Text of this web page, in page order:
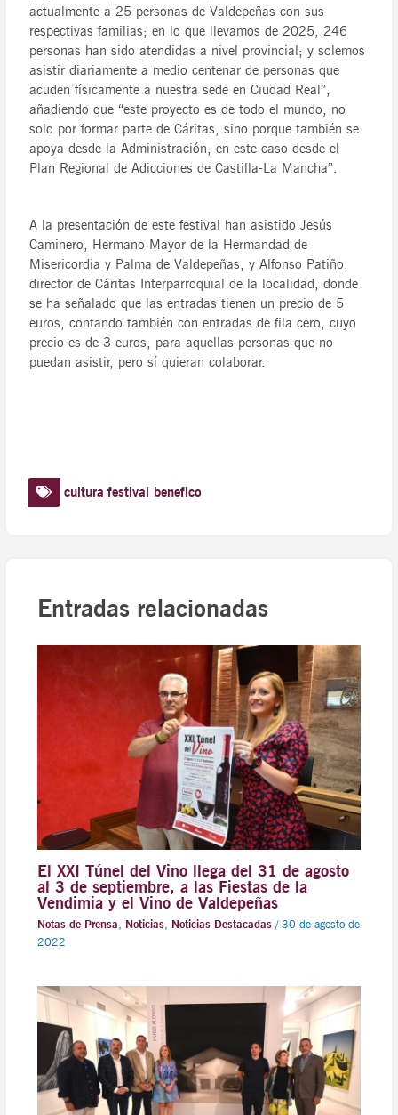
actualmente a 25 personas de Valdepeñas con sus
respectivas familias; en lo que llevamos de 2025, 246
personas han sido atendidas a nivel provincial; y solemos
asistir diariamente a medio centenar de personas que
acuden físicamente a nuestra sede en Ciudad Real”,
añadiendo que “este proyecto es de todo el mundo, no
solo por formar parte de Cáritas, sino porque también se
apoya desde la Administración, en este caso desde el
Plan Regional de Adicciones de Castilla-La Mancha”.
A la presentación de este festival han asistido Jesús
Caminero, Hermano Mayor de la Hermandad de
Misericordia y Palma de Valdepeñas, y Alfonso Patiño,
director de Cáritas Interparroquial de la localidad, donde
se ha señalado que las entradas tienen un precio de 5
euros, contando también con entradas de fila cero, cuyo
precio es de 3 euros, para aquellas personas que no
puedan asistir, pero sí quieran colaborar.
cultura festival benefico
Entradas relacionadas
El XXI Túnel del Vino llega del 31 de agosto
al 3 de septiembre, a las Fiestas de la
Vendimia y el Vino de Valdepeñas
Notas de Prensa, Noticias, Noticias Destacadas/ 30 de agosto de
2022